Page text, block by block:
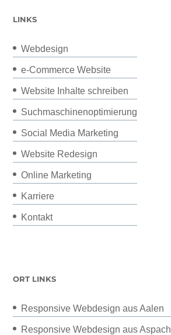
LINKS
Webdesign
e-Commerce Website
Website Inhalte schreiben
Suchmaschinenoptimierung
Social Media Marketing
Website Redesign
Online Marketing
Karriere
Kontakt
ORT LINKS
Responsive Webdesign aus Aalen
Responsive Webdesign aus Aspach